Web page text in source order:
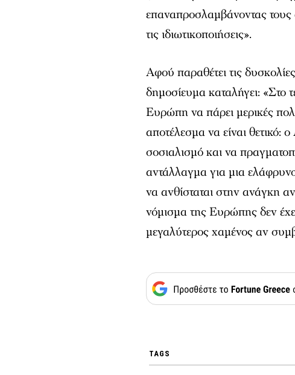
επαναπροσλαμβάνοντας
τις ιδιωτικοποιήσεις».
Αφού παραθέτει τις
δημοσίευμα καταλήγει: «Στο
Ευρώπη να πάρει μερικές
αποτέλεσμα να είναι θετικό:
σοσιαλισμό και να
αντάλλαγμα για μια
να ανθίσταται στην ανάγκη
νόμισμα της Ευρώπης δεν
μεγαλύτερος χαμένος αν
TAGS